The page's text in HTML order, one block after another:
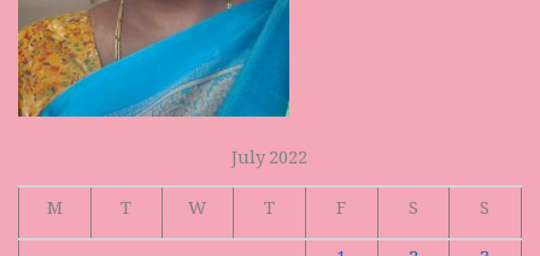
July 2022
M
T W T F S
S